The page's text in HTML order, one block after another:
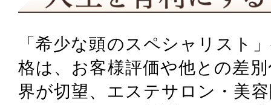
「希少な頭のスペシャリスト
格は、 お客様評価や他との差
界が切望、 エステサロン・美